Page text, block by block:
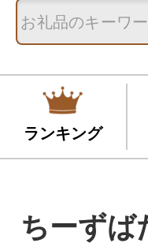
ランキング
ちーずば